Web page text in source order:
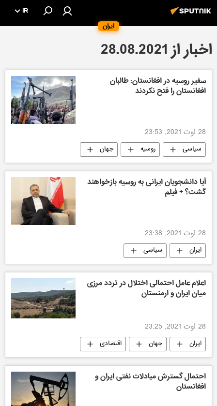
ایران
IR
اخبار از 28.08.2021
سفیر روسیه در افغانستان: طالبان
افغانستان را فتح نکردند
28 اوت 2021, 23:53
سیاسی روسیه جهان
آیا دانشجویان ایرانی به روسیه بازخواهند
گشت؟ + فیلم
28 اوت 2021, 23:38
ایران سیاسی
اعلام عامل احتمالی اختلال در تردد مرزی
میان ایران و ارمنستان
28 اوت 2021, 23:25
ایران جهان اقتصادی
احتمال گسترش مبادلات نفتی ایران و
افغانستان